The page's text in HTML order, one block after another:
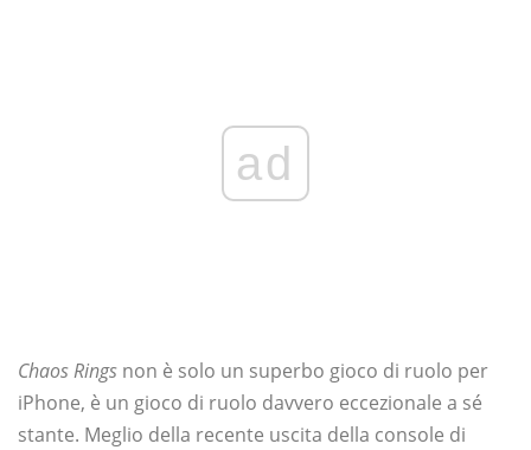
ad
Chaos Rings non è solo un superbo gioco di ruolo per
iPhone, è un gioco di ruolo davvero eccezionale a sé
stante. Meglio della recente uscita della console di